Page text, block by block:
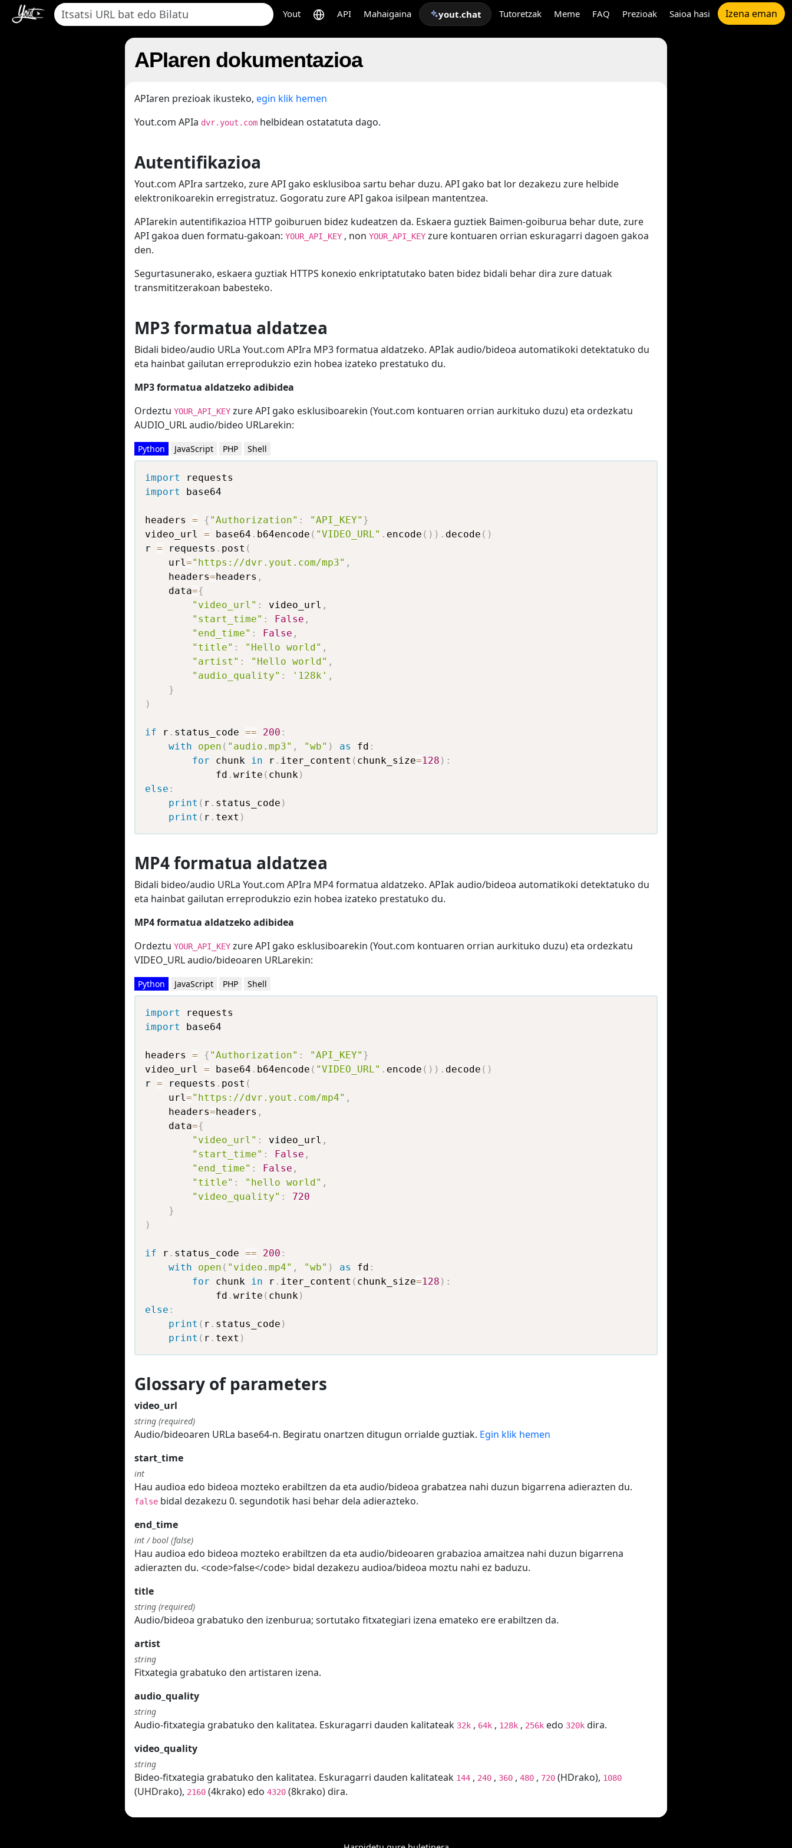
Yout API Mahaigaina yout.chat Tutoretzak Meme FAQ Prezioak Saioa hasi Izena eman
APIaren dokumentazioa
APIaren prezioak ikusteko, egin klik hemen
Yout.com APIa dvr.yout.com helbidean ostatatuta dago.
Autentifikazioa
Yout.com APIra sartzeko, zure API gako esklusiboa sartu behar duzu. API gako bat lor dezakezu zure helbide
elektronikoarekin erregistratuz. Gogoratu zure API gakoa isilpean mantentzea.
APIarekin autentifikazioa HTTP goiburuen bidez kudeatzen da. Eskaera guztiek Baimen-goiburua behar dute, zure
API gakoa duen formatu-gakoan: YOUR_API_KEY , non YOUR_API_KEY zure kontuaren orrian eskuragarri dagoen gakoa
den.
Segurtasunerako, eskaera guztiak HTTPS konexio enkriptatutako baten bidez bidali behar dira zure datuak
transmititzerakoan babesteko.
MP3 formatua aldatzea
Bidali bideo/audio URLa Yout.com APIra MP3 formatua aldatzeko. APIak audio/bideoa automatikoki detektatuko du
eta hainbat gailutan erreprodukzio ezin hobea izateko prestatuko du.
MP3 formatua aldatzeko adibidea
Ordeztu YOUR_API_KEY zure API gako esklusiboarekin (Yout.com kontuaren orrian aurkituko duzu) eta ordezkatu
AUDIO_URL audio/bideo URLarekin:
Python JavaScript PHP Shell
import
import base64
headers = { "Authorization" : "API_KEY" }
video_url = base64 . b64encode ( "VIDEO_URL" . encode ( ) ) . decode ( )
r = requests . post (
    url
="https://dvr.yout.com/mp3" ,
    headers
=headers ,
    data
={
"video_url" : video_url ,
"start_time" : False ,
"end_time" : False ,
"title" : "Hello world" ,
"artist" : "Hello world" ,
"audio_quality" : '128k' ,
}
)
if r . status_code == 200 :
with
open ( "audio.mp3" , "wb" ) as fd :
for chunk in r . iter_content ( chunk_size=128 ) :
            fd
. write ( chunk )
else :
print ( r . status_code )
print ( r . text )
MP4 formatua aldatzea
Bidali bideo/audio URLa Yout.com APIra MP4 formatua aldatzeko. APIak audio/bideoa automatikoki detektatuko du
eta hainbat gailutan erreprodukzio ezin hobea izateko prestatuko du.
MP4 formatua aldatzeko adibidea
Ordeztu YOUR_API_KEY zure API gako esklusiboarekin (Yout.com kontuaren orrian aurkituko duzu) eta ordezkatu
VIDEO_URL audio/bideoaren URLarekin:
Python JavaScript PHP Shell
import
import base64
headers = { "Authorization" : "API_KEY" }
video_url = base64 . b64encode ( "VIDEO_URL" . encode ( ) ) . decode ( )
r = requests . post (
    url
="https://dvr.yout.com/mp4" ,
    headers
=headers ,
    data
={
"video_url" : video_url ,
"start_time" : False ,
"end_time" : False ,
"title" : "hello world" ,
"video_quality" :
720
}
)
if r . status_code == 200 :
with
open ( "video.mp4" , "wb" ) as fd :
for chunk in r . iter_content ( chunk_size=128 ) :
            fd
. write ( chunk )
else :
print ( r . status_code )
print ( r . text )
Glossary of parameters
video_url
string (required)
Audio/bideoaren URLa base64-n. Begiratu onartzen ditugun orrialde guztiak. Egin klik hemen
start_time
int
Hau audioa edo bideoa mozteko erabiltzen da eta audio/bideoa grabatzea nahi duzun bigarrena adierazten du.
false bidal dezakezu 0. segundotik hasi behar dela adierazteko.
end_time
int / bool (false)
Hau audioa edo bideoa mozteko erabiltzen da eta audio/bideoaren grabazioa amaitzea nahi duzun bigarrena
adierazten du. <code>false</code> bidal dezakezu audioa/bideoa moztu nahi ez baduzu.
title
string (required)
Audio/bideoa grabatuko den izenburua; sortutako fitxategiari izena emateko ere erabiltzen da.
artist
string
Fitxategia grabatuko den artistaren izena.
audio_quality
string
Audio-fitxategia grabatuko den kalitatea. Eskuragarri dauden kalitateak 32k , 64k , 128k , 256k edo 320k dira.
video_quality
string
Bideo-fitxategia grabatuko den kalitatea. Eskuragarri dauden kalitateak 144 , 240 , 360 , 480 , 720 (HDrako), 1080
(UHDrako), 2160 (4krako) edo 4320 (8krako) dira.